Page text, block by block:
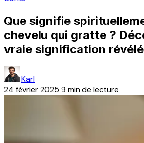
Que signifie
chevelu qui gratte ?
vraie signification
Karl
24 février 2025 9 min de lecture